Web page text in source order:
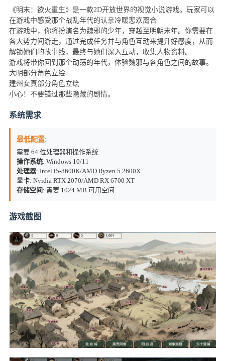
《明末：欲火重生》是一款2D开放世界的视觉小说游戏。玩家可以
在游戏中感受那个战乱年代的认亲冷暖悲欢离合
在游戏中，你将扮演名为魏邪的少年，穿越至明朝末年。你需要在
各大势力间游走，通过完成任务并与角色互动来提升好感度，从而
解锁她们的故事线，最终与她们深入互动，收集人物资料。
游戏将带你回到那个动荡的年代，体验魏邪与各角色之间的故事。
大明部分角色立绘
建州女真部分角色立绘
小心！不要错过那些隐藏的剧情。
系统需求
最低配置:
需要 64 位处理器和操作系统
操作系统: Windows 10/11
处理器: Intel i5-8600K/AMD Ryzen 5 2600X
显卡: Nvidia RTX 2070/AMD RX 6700 XT
存储空间 : 需要 1024 MB 可用空间
游戏截图